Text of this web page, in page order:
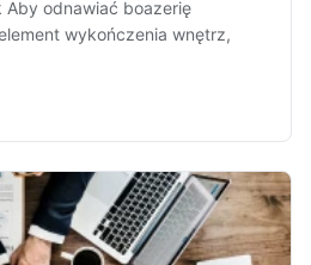
Aby odnawiać boazerię
wykończenia wnętrz,